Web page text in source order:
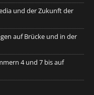
und der Zukunft der
auf Brücke und in der
4 und 7 bis auf